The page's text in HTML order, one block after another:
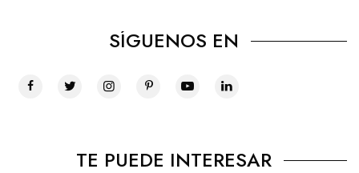
SÍGUENOS EN
TE PUEDE INTERESAR